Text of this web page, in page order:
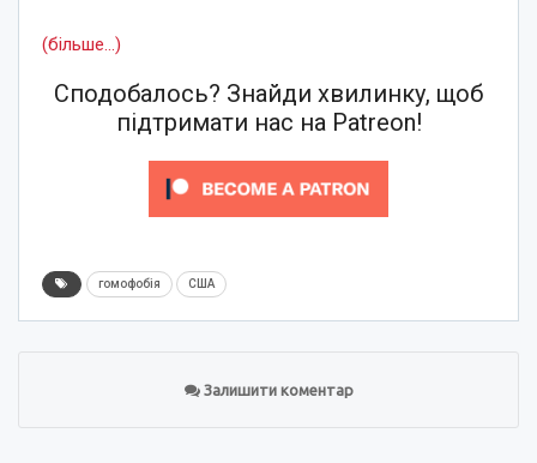
(більше…)
Сподобалось? Знайди хвилинку, щоб
підтримати нас на Patreon!
гомофобія США
Залишити коментар